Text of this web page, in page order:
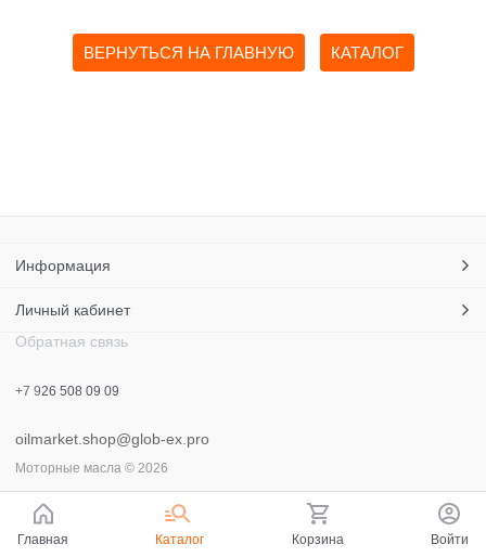
ВЕРНУТЬСЯ НА ГЛАВНУЮ КАТАЛОГ
Информация
Личный кабинет
Обратная связь
+7 926 508 09 09
oilmarket.shop@glob-ex.pro
Моторные масла © 2026
Главная Каталог Корзина Войти